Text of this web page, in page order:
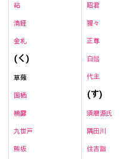
砧
清経
金札
(く)
草薙
国栖
楠露
九世戸
熊坂
昭君
猩々
正尊
白鬚
代主
(す)
須磨源氏
隅田川
住吉詣